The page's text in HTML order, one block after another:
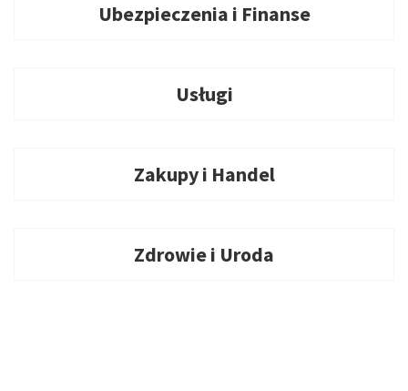
Ubezpieczenia i Finanse
Usługi
Zakupy i Handel
Zdrowie i Uroda